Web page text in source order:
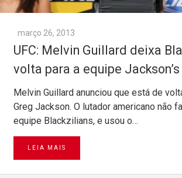
março 26, 2013
UFC: Melvin Guillard deixa
volta para a equipe
Melvin Guillard anunciou que está de
Greg Jackson. O lutador americano não
equipe Blackzilians, e usou o…
LEIA MAIS